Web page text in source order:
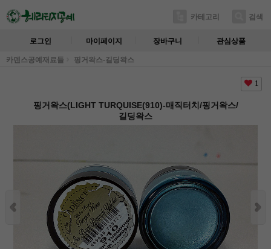
카테고리 검색
로그인 마이페이지 장바구니 관심상품
카덴스공예재료들 핑거왁스-길딩왁스
1
핑거왁스(LIGHT TURQUISE(910)-매직터치/핑거왁스/
길딩왁스